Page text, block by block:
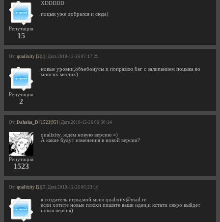
Репутация
15
XDDDDD
поцык уже добрался и сюда)
От: qualixity [2|1] | Дата 2010-12-26 07:17:29
Репутация
2
новые уровни,объебонусы и поправлю баг с залипанием поцыка во
многих местах)
От: Dahaka_D [1523|95] | Дата 2010-12-26 06:30:14
Репутация
1523
qualixity, ждём новую версию =)
А какие будут изменения в новой версии?
От: qualixity [2|1] | Дата 2010-12-26 06:23:16
я создатель игры,мой мэил qualixity@mail.ru
если хотите новые плюхи пишите ваши идеи,и кстати скоро выйдет
новая версия)